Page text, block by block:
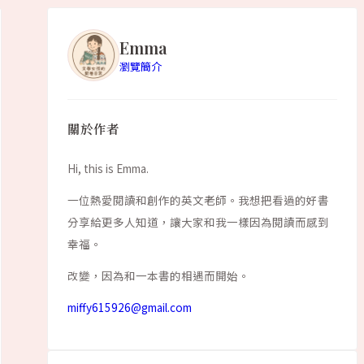
Emma
瀏覽簡介
關於作者
Hi, this is Emma.
一位熱愛閱讀和創作的英文老師。我想把看過的好書
分享給更多人知道，讓大家和我一樣因為閱讀而感到
幸福。
改變，因為和一本書的相遇而開始。
miffy615926@gmail.com